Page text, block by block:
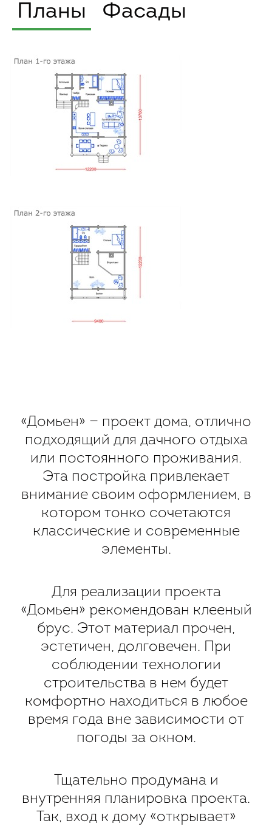
Планы Фасады
«Домьен» — проект дома, отлично
подходящий для дачного отдыха
или постоянного проживания.
Эта постройка привлекает
внимание своим оформлением, в
котором тонко сочетаются
классические и современные
элементы.
Для реализации проекта
«Домьен» рекомендован клееный
брус. Этот материал прочен,
эстетичен, долговечен. При
соблюдении технологии
строительства в нем будет
комфортно находиться в любое
время года вне зависимости от
погоды за окном.
Тщательно продумана и
внутренняя планировка проекта.
Так, вход к дому «открывает»